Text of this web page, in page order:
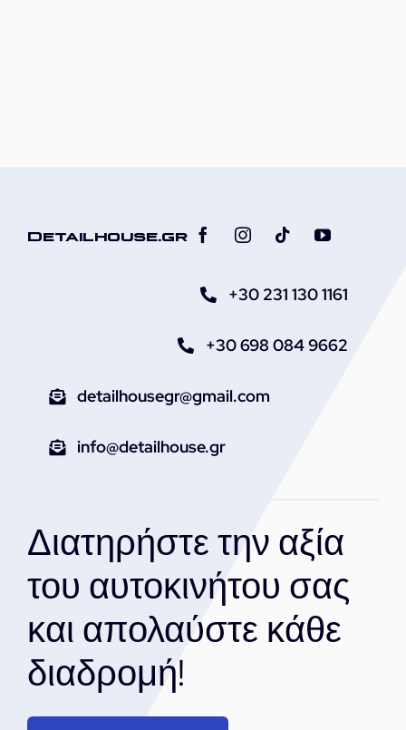
Detailhouse.gr
+30 231 130 1161
+30 698 084 9662
detailhousegr@gmail.com
info@detailhouse.gr
Διατηρήστε την αξία
του αυτοκινήτου σας
και απολαύστε κάθε
διαδρομή!